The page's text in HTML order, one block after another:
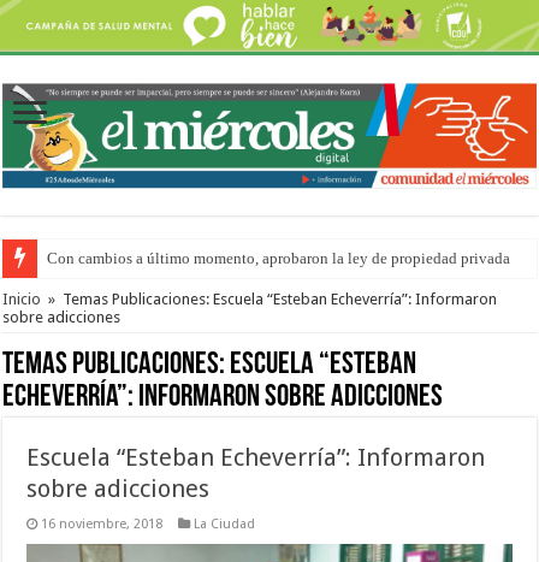
Con cambios a último momento, aprobaron la ley de propiedad privada
Adopción en Entre Ríos: el 35% de los 90 niños, niñas y adolescentes que
Inicio » Temas Publicaciones: Escuela “Esteban Echeverría”: Informaron
sobre adicciones
Temas Publicaciones: Escuela “Esteban
Echeverría”: Informaron sobre adicciones
Escuela “Esteban Echeverría”: Informaron
sobre adicciones
16 noviembre, 2018 La Ciudad